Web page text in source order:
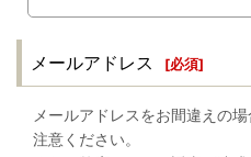
メールアドレス [必須]
メールアドレスをお間違えの
注意ください。